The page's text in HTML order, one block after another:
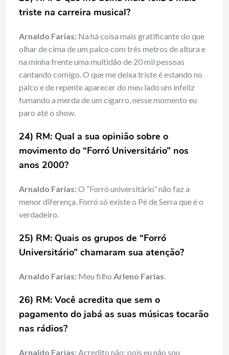
triste na carreira musical?
Arnaldo Farias: Na há coisa mais gratificante do que
olhar de cima de um palco com três metros de altura e
na minha frente uma multidão de 20 mil pessoas
cantando comigo. O que me deixa triste é estando no
palco e de repente aparecer do meu lado um infeliz
fumando a merda de um cigarro, nesse momento eu
paro até o show.
24) RM: Qual a sua opinião sobre o
movimento do “Forró Universitário” nos
anos 2000?
Arnaldo Farias:O “Forró universitário” não faz a
menor diferença. Forró só existe o Pé de Serra que é o
verdadeiro.
25) RM: Quais os grupos de “Forró
Universitário” chamaram sua atenção?
Arnaldo Farias: Meu filho Arleno Farias.
26) RM: Você acredita que sem o
pagamento do jabá as suas músicas tocarão
nas rádios?
Arnaldo Farias:Acredito não; pois eu não sou